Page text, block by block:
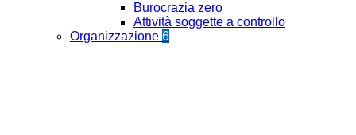
Burocrazia zero
Attività soggette a controllo
Organizzazione 6